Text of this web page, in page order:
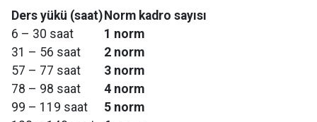
Ders yükü (saat) Norm kadro sayısı
6 – 30 saat
1 norm
31 – 56 saat
2 norm
57 – 77 saat
3 norm
78 – 98 saat
4 norm
99 – 119 saat
5 norm